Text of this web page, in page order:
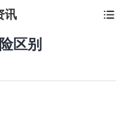
讯
区别